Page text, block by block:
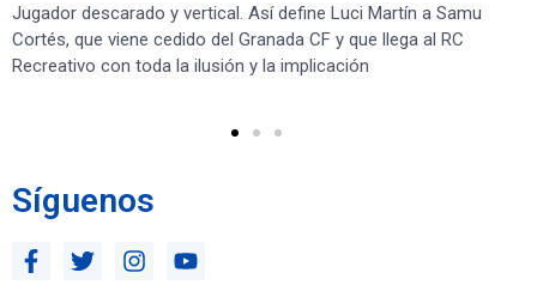
Jugador descarado y vertical. Así define Luci Martín a Samu
Cortés, que viene cedido del Granada CF y que llega al RC
Recreativo con toda la ilusión y la implicación
Síguenos